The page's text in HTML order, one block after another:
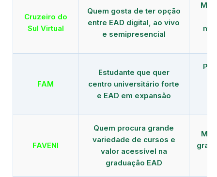
Cruzeiro do
Sul Virtual
Quem gosta de ter opção
entre EAD digital, ao vivo
e semipresencial
FAM
Estudante que quer
centro universitário forte
e EAD em expansão
FAVENI
Quem procura grande
variedade de cursos e
valor acessível na
graduação EAD